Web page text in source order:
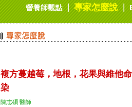
營養師觀點｜專家怎麼說｜
複方蔓越莓，地根，花果與維他
染
陳志碩 醫師